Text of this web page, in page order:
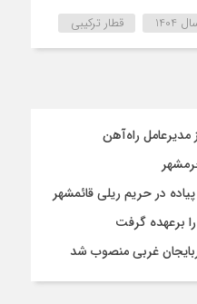
1404 قطار ترکیبی
راه‌آهن
در حریم ریلی قائمشهر
برعهده گرفت
غربی منصوب شد